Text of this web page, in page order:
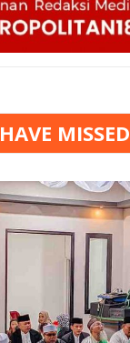
MISSED